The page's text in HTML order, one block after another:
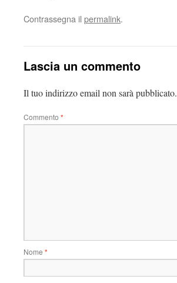
Contrassegna il permalink.
Lascia un commento
Il tuo indirizzo email non sarà pubblicato.
Commento *
Nome *